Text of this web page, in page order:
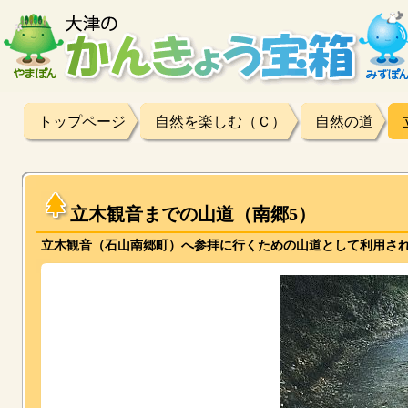
トップページ 自然を楽しむ（Ｃ） 自然の道
立木観音までの山道（南郷5）
立木観音（石山南郷町）へ参拝に行くための山道として利用